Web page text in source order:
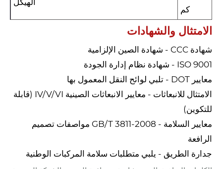
كم
الهيكل
الامتثال والشهادات
شهادة CCC - شهادة الصين الإلزامية
ISO 9001 - شهادة نظام إدارة الجودة
معايير DOT - تلبي لوائح النقل المعمول بها
الامتثال للانبعاثات - معايير الانبعاثات الصينية IV/V/VI (قابلة
للتكوين)
معايير السلامة - GB/T 3811-2008 مواصفات تصميم
الرافعة
جدارة الطريق - يلبي متطلبات سلامة المركبات الوطنية